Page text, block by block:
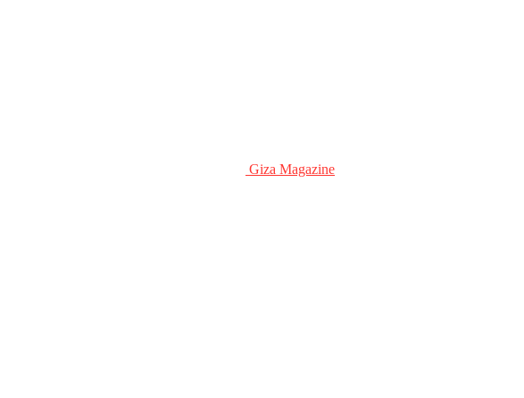
Giza Magazine